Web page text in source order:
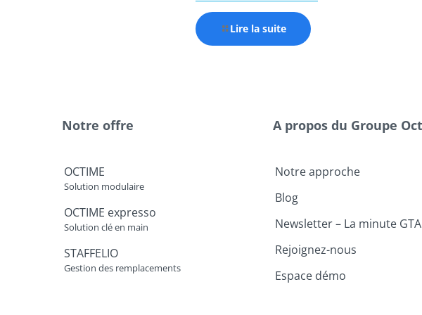
Lire la suite
Notre offre
OCTIME
Solution modulaire
OCTIME expresso
Solution clé en main
STAFFELIO
Gestion des remplacements
A propos du Groupe
Notre approche
Blog
Newsletter – La minute GTA
Rejoignez-nous
Espace démo